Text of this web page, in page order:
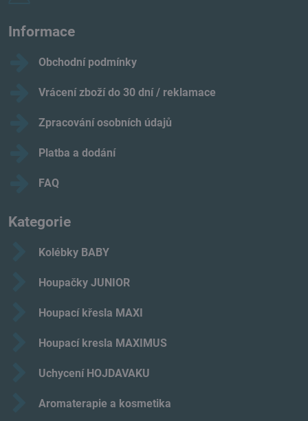
Informace
Obchodní podmínky
Vrácení zboží do 30 dní / reklamace
Zpracování osobních údajů
Platba a dodání
FAQ
Kategorie
Kolébky BABY
Houpačky JUNIOR
Houpací křesla MAXI
Houpací kresla MAXIMUS
Uchycení HOJDAVAKU
Aromaterapie a kosmetika